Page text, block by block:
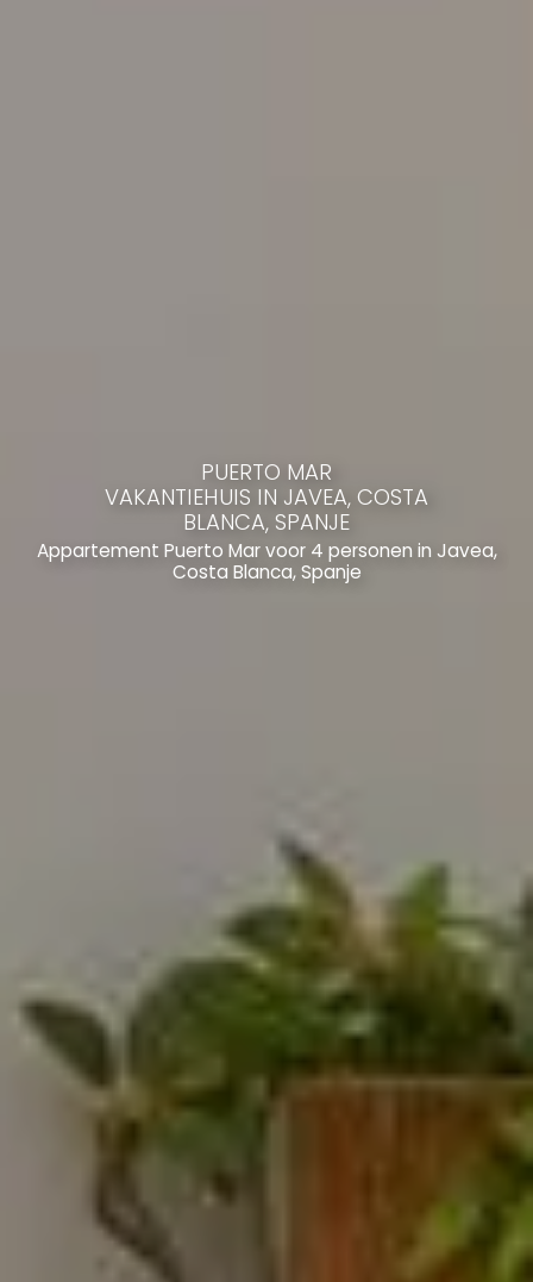
PUERTO MAR
VAKANTIEHUIS IN JAVEA, COSTA
BLANCA, SPANJE
Appartement Puerto Mar voor 4 personen in Javea,
Costa Blanca, Spanje